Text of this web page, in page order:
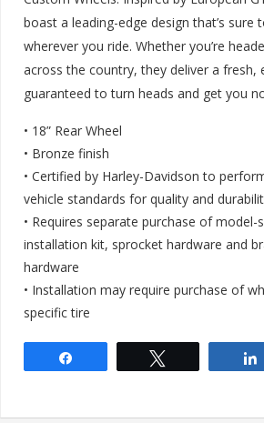
boast a leading-edge design that’s sure
wherever you ride. Whether you’re
across the country, they deliver a fresh,
guaranteed to turn heads and get you
• 18” Rear Wheel
• Bronze finish
• Certified by Harley-Davidson to
vehicle standards for quality and
• Requires separate purchase of model-
installation kit, sprocket hardware and
hardware
• Installation may require purchase of
specific tire